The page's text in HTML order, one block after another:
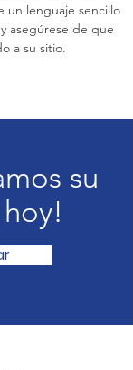
un lenguaje sencillo
asegúrese de que
a su sitio.
su